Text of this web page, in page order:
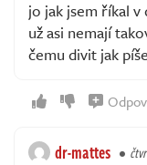
jo jak jsem říkal
už asi nemají
čemu divit jak
dr-mattes